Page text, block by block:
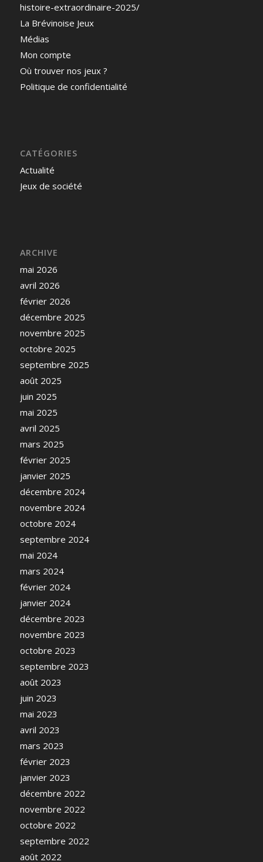
histoire-extraordinaire-2025/
La Brévinoise Jeux
Médias
Mon compte
Où trouver nos jeux ?
Politique de confidentialité
CATÉGORIES
Actualité
Jeux de société
ARCHIVE
mai 2026
avril 2026
février 2026
décembre 2025
novembre 2025
octobre 2025
septembre 2025
août 2025
juin 2025
mai 2025
avril 2025
mars 2025
février 2025
janvier 2025
décembre 2024
novembre 2024
octobre 2024
septembre 2024
mai 2024
mars 2024
février 2024
janvier 2024
décembre 2023
novembre 2023
octobre 2023
septembre 2023
août 2023
juin 2023
mai 2023
avril 2023
mars 2023
février 2023
janvier 2023
décembre 2022
novembre 2022
octobre 2022
septembre 2022
août 2022